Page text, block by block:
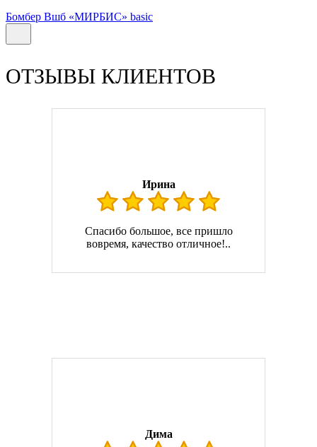
Бомбер Вшб «МИРБИС» basic
ОТЗЫВЫ КЛИЕНТОВ
Ирина
Спасибо большое, все пришло
вовремя, качество отличное!..
Дима